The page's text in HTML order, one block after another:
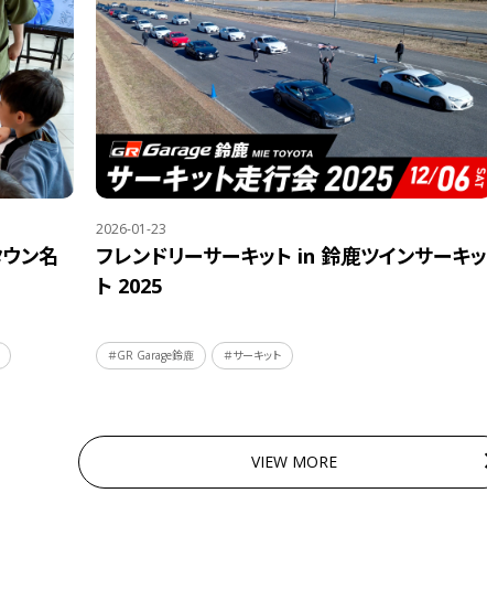
ン名
2026-01-23
フレンドリーサーキット in 鈴鹿ツインサーキッ
ト 2025
＃GR Garage鈴鹿 ＃サーキット
VIEW MORE